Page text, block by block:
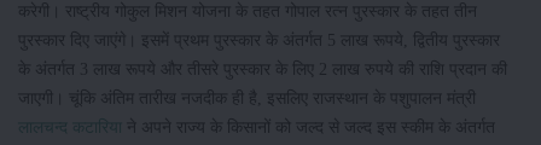
करेगी। राष्ट्रीय गोकुल मिशन योजना के तहत गोपाल रत्न पुरस्कार के तहत तीन
पुरस्कार दिए जाएंगे। इसमें प्रथम पुरस्कार के अंतर्गत 5 लाख रूपये, द्वितीय पुरस्कार
के अंतर्गत 3 लाख रूपये और तीसरे पुरस्कार के लिए 2 लाख रुपये की राशि प्रदान की
जाएगी। चूंकि अंतिम तारीख नजदीक ही है, इसलिए राजस्थान के पशुपालन मंत्री
लालचन्द कटारिया
ने अपने राज्य के किसानों को जल्द से जल्द इस स्कीम के अंतर्गत